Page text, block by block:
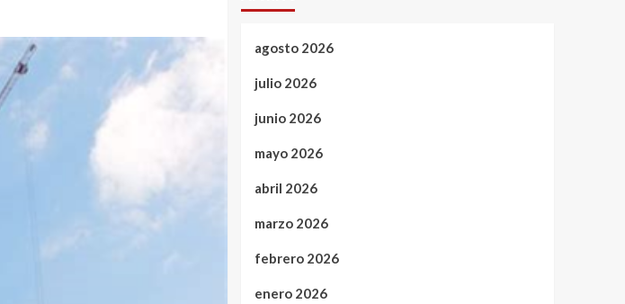
agosto 2026
julio 2026
junio 2026
mayo 2026
abril 2026
marzo 2026
febrero 2026
enero 2026